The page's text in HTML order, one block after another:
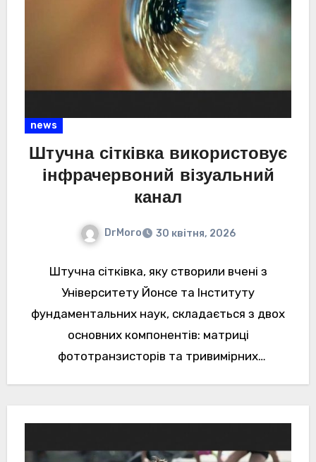
news
Штучна сітківка використовує
інфрачервоний візуальний
канал
DrMoro 30 квітня, 2026
Штучна сітківка, яку створили вчені з
Університету Йонсе та Інституту
фундаментальних наук, складається з двох
основних компонентів: матриці
фототранзисторів та тривимірних
світлочутливих пристроїв.